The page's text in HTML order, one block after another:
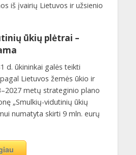
iš įvairių Lietuvos ir užsienio
ūkių plėtrai –
d. ūkininkai galės teikti
Lietuvos žemės ūkio ir
metų strateginio plano
„Smulkių-vidutinių ūkių
numatyta skirti 9 mln. eurų